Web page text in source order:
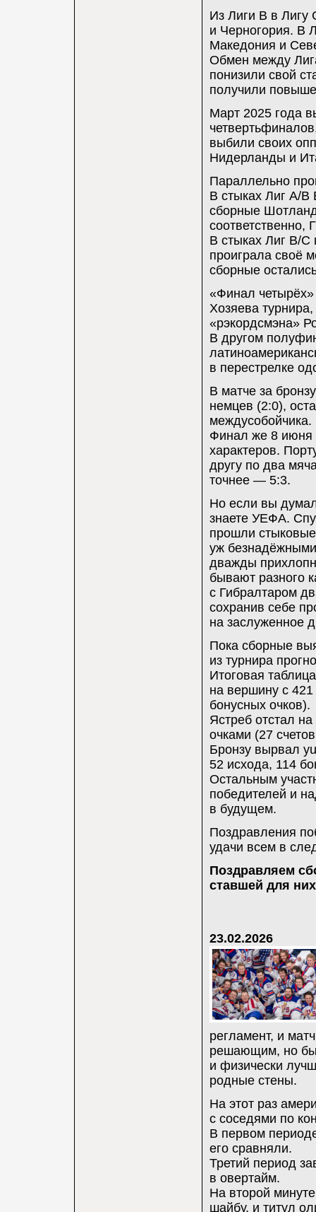
Из Лиги B в Лигу
и Черногория. В
Македония и
Обмен между
понизили свой
получили
Март 2025 года
выбили своих
Нидерланды и
Параллельно
В стыках Лиг A/B
сборные
соответственно,
В стыках Лиг B/
проиграла своё
сборные
«Финал
Хозяева
«рэкордсмэна»
В другом
в перестрелке
В матче за
немцев (2:0),
междусобойчика.
Финал же 8 июня
характеров.
другу по два
точнее — 5:3.
Но если вы
знаете УЕФА.
прошли стыковые
уж безнадёжными
дважды
бывают разного
с Гибралтаром
сохранив себе
на заслуженное
Пока сборные
из турнира
Итоговая
на вершину с
бонусных очков).
Ястреб отстал
очками (27
Бронзу вырвал
52 исхода, 114
Остальным
победителей и
в будущем.
Поздравления
удачи всем в
Поздравляем
ставшей для
23.02.2026
регламент, и
решающим, но
и физически
родные стены.
На этот раз
с соседями по
В первом
его сравняли.
Третий период
в овертайм.
На второй
шайбу, и титул